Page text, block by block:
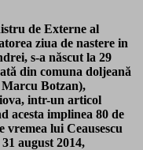
de Externe al
ziua de nastere in
s-a născut la 29
din comuna doljeană
Marcu Botzan),
intr-un articol
acesta implinea 80 de
vremea lui Ceausescu
august 2014,